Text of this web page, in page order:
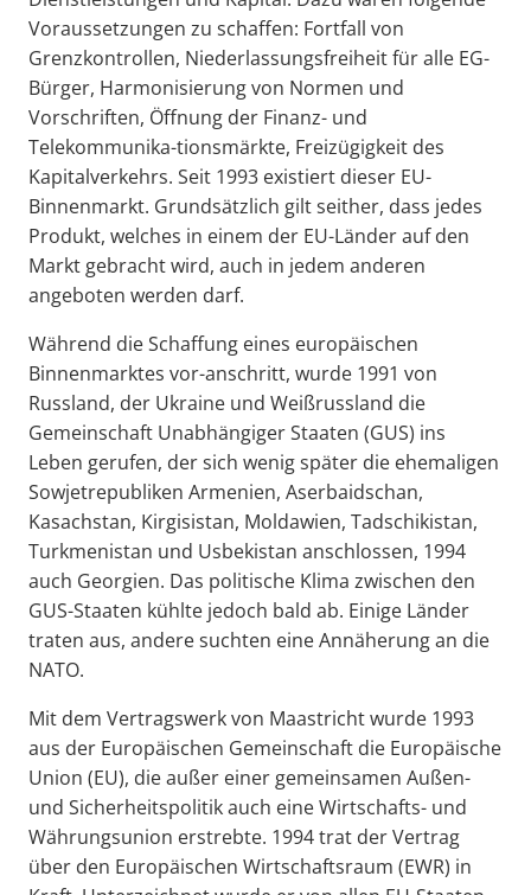
Voraussetzungen zu schaffen: Fortfall von
Grenzkontrollen, Niederlassungsfreiheit für alle EG-
Bürger, Harmonisierung von Normen und
Vorschriften, Öffnung der Finanz- und
Telekommunika-tionsmärkte, Freizügigkeit des
Kapitalverkehrs. Seit 1993 existiert dieser EU-
Binnenmarkt. Grundsätzlich gilt seither, dass jedes
Produkt, welches in einem der EU-Länder auf den
Markt gebracht wird, auch in jedem anderen
angeboten werden darf.
Während die Schaffung eines europäischen
Binnenmarktes vor-anschritt, wurde 1991 von
Russland, der Ukraine und Weißrussland die
Gemeinschaft Unabhängiger Staaten (GUS) ins
Leben gerufen, der sich wenig später die ehemaligen
Sowjetrepubliken Armenien, Aserbaidschan,
Kasachstan, Kirgisistan, Moldawien, Tadschikistan,
Turkmenistan und Usbekistan anschlossen, 1994
auch Georgien. Das politische Klima zwischen den
GUS-Staaten kühlte jedoch bald ab. Einige Länder
traten aus, andere suchten eine Annäherung an die
NATO.
Mit dem Vertragswerk von Maastricht wurde 1993
aus der Europäischen Gemeinschaft die Europäische
Union (EU), die außer einer gemeinsamen Außen-
und Sicherheitspolitik auch eine Wirtschafts- und
Währungsunion erstrebte. 1994 trat der Vertrag
über den Europäischen Wirtschaftsraum (EWR) in